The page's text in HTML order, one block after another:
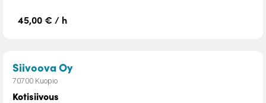
45,00 € / h
Siivoova Oy– Kotisiivous
70700 Kuopio
Kotisiivous